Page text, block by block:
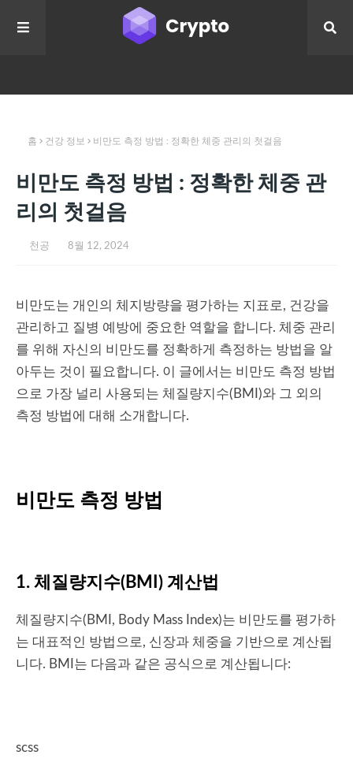
홈 건강 정보 비만도 측정 방법 : 정확한 체중 관리의 첫걸음
비만도 측정 방법 : 정확한 체중 관
리의 첫걸음
천공 8월 12, 2024
비만도는 개인의 체지방량을 평가하는 지표로, 건강을
관리하고 질병 예방에 중요한 역할을 합니다. 체중 관리
를 위해 자신의 비만도를 정확하게 측정하는 방법을 알
아두는 것이 필요합니다. 이 글에서는 비만도 측정 방법
으로 가장 널리 사용되는 체질량지수(BMI)와 그 외의
측정 방법에 대해 소개합니다.
비만도 측정 방법
1. 체질량지수(BMI) 계산법
체질량지수(BMI, Body Mass Index)는 비만도를 평가하
는 대표적인 방법으로, 신장과 체중을 기반으로 계산됩
니다. BMI는 다음과 같은 공식으로 계산됩니다:
scss